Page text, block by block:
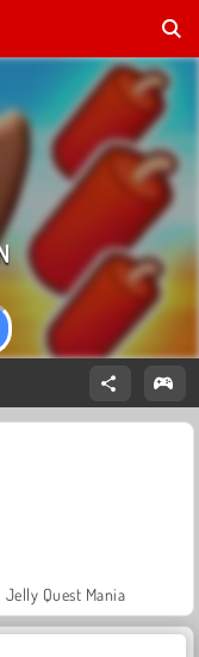
Jelly Quest Mania